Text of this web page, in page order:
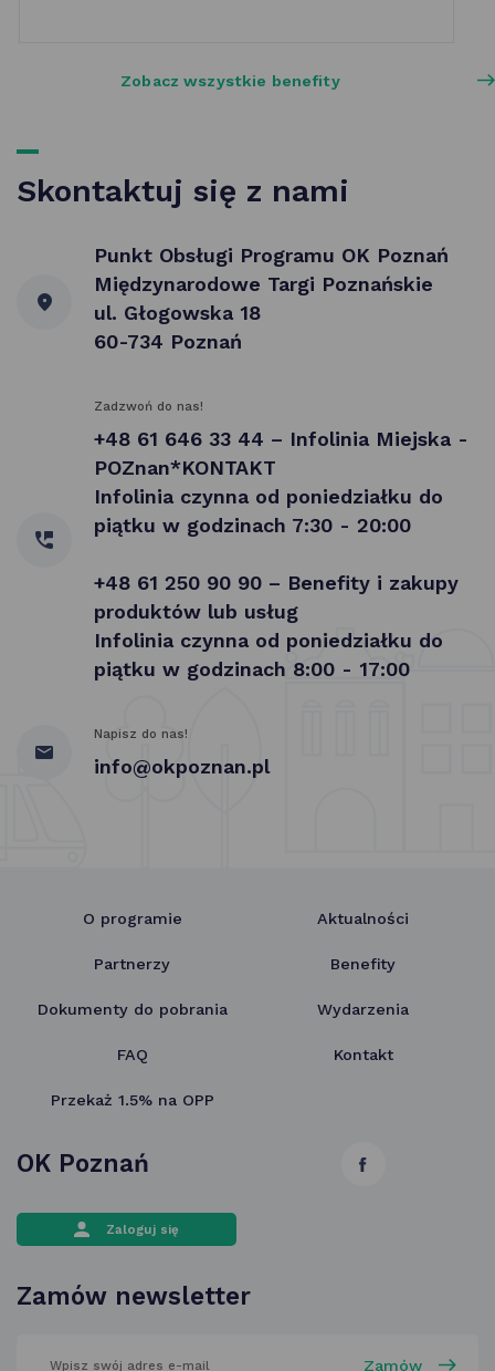
Zobacz wszystkie benefity
Skontaktuj się z nami
Punkt Obsługi Programu OK Poznań
Międzynarodowe Targi Poznańskie
ul. Głogowska 18
60-734 Poznań
Zadzwoń do nas!
+48 61 646 33 44 – Infolinia Miejska -
POZnan*KONTAKT
Infolinia czynna od poniedziałku do
piątku w godzinach 7:30 - 20:00
+48 61 250 90 90 – Benefity i zakupy
produktów lub usług
Infolinia czynna od poniedziałku do
piątku w godzinach 8:00 - 17:00
Napisz do nas!
info@okpoznan.pl
O programie Aktualności
Partnerzy Benefity
Dokumenty do pobrania Wydarzenia
FAQ Kontakt
Przekaż 1.5% na OPP
link
OK Poznań
Zaloguj się
Zamów newsletter